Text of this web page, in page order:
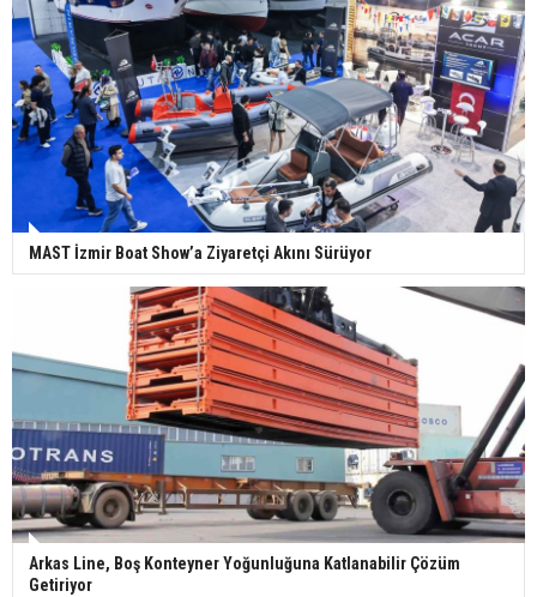
MAST İzmir Boat Show’a Ziyaretçi Akını Sürüyor
Arkas Line, Boş Konteyner Yoğunluğuna Katlanabilir Çözüm
Getiriyor